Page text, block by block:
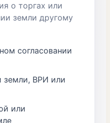
о торгах или
земли другому
согласовании
земли, ВРИ или
или